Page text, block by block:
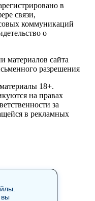
в
связи,
коммуникаций
о
материалов сайта
разрешения
18+.
на правах
за
в рекламных